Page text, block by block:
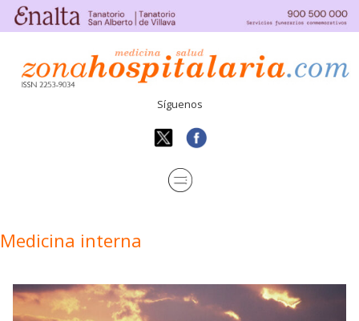
Síguenos
Medicina interna